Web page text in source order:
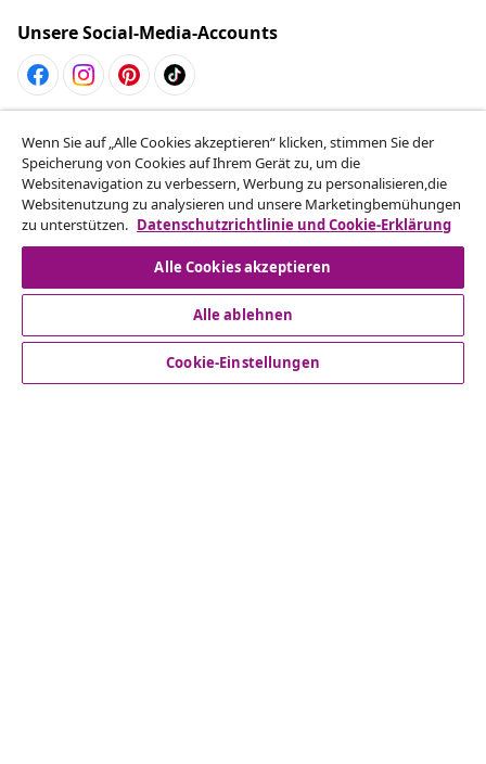
Unsere Social-Media-Accounts
Vom Vertrag zurücktreten
Reiche einen Widerrufsantrag für deine Bestellung
ein.
Vom Vertrag zurücktreten
Kundenservice
Wenn Sie auf „Alle Cookies akzeptieren“ klicken, stimmen Sie der
Speicherung von Cookies auf Ihrem Gerät zu, um die
Websitenavigation zu verbessern, Werbung zu personalisieren,die
Websitenutzung zu analysieren und unsere Marketingbemühungen
zu unterstützen. Datenschutzrichtlinie und Cookie-Erklärung
Alle Cookies akzeptieren
Alle ablehnen
Cookie-Einstellungen